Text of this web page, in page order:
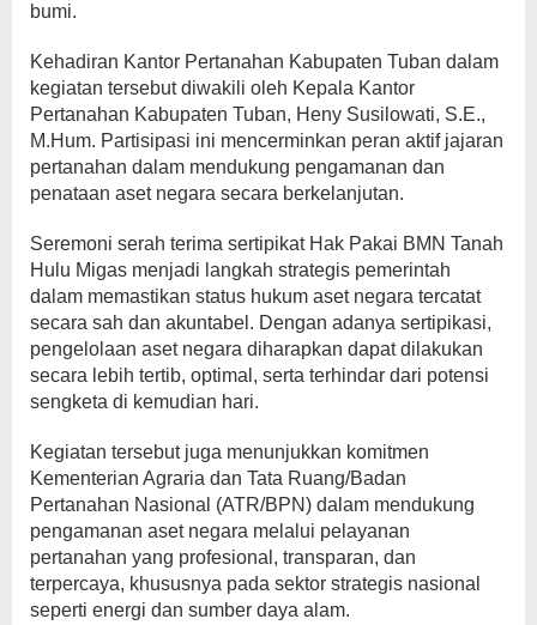
bumi.
Kehadiran Kantor Pertanahan Kabupaten Tuban dalam
kegiatan tersebut diwakili oleh Kepala Kantor
Pertanahan Kabupaten Tuban, Heny Susilowati, S.E.,
M.Hum. Partisipasi ini mencerminkan peran aktif jajaran
pertanahan dalam mendukung pengamanan dan
penataan aset negara secara berkelanjutan.
Seremoni serah terima sertipikat Hak Pakai BMN Tanah
Hulu Migas menjadi langkah strategis pemerintah
dalam memastikan status hukum aset negara tercatat
secara sah dan akuntabel. Dengan adanya sertipikasi,
pengelolaan aset negara diharapkan dapat dilakukan
secara lebih tertib, optimal, serta terhindar dari potensi
sengketa di kemudian hari.
Kegiatan tersebut juga menunjukkan komitmen
Kementerian Agraria dan Tata Ruang/Badan
Pertanahan Nasional (ATR/BPN) dalam mendukung
pengamanan aset negara melalui pelayanan
pertanahan yang profesional, transparan, dan
terpercaya, khususnya pada sektor strategis nasional
seperti energi dan sumber daya alam.